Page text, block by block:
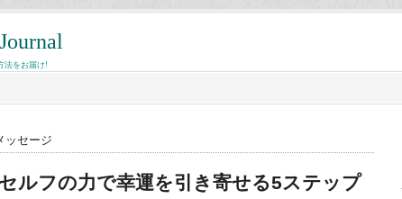
法をお届け!
ッセージ
ルフの力で幸運を引き寄せる5ステップ